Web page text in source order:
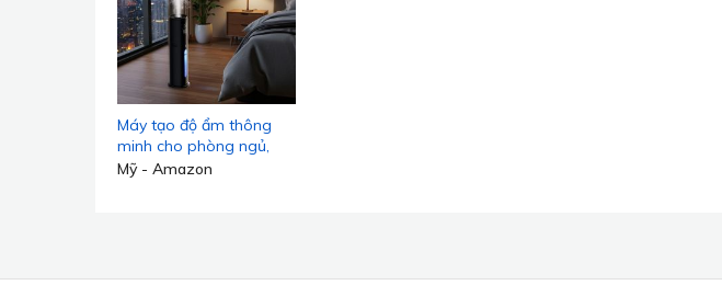
Máy tạo độ ẩm thông
minh cho phòng ngủ,
phòng lớn, máy tạo độ
Mỹ - Amazon